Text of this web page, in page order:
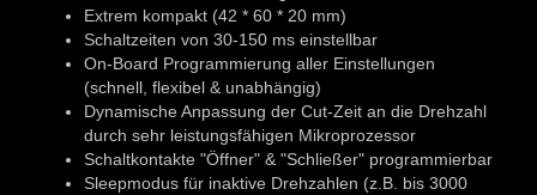
Extrem kompakt (42 * 60 * 20 mm)
Schaltzeiten von 30-150 ms einstellbar
On-Board Programmierung aller Einstellungen
(schnell, flexibel & unabhängig)
Dynamische Anpassung der Cut-Zeit an die Drehzahl
durch sehr leistungsfähigen Mikroprozessor
Schaltkontakte "Öffner" & "Schließer" programmierbar
Sleepmodus für inaktive Drehzahlen (z.B. bis 3000